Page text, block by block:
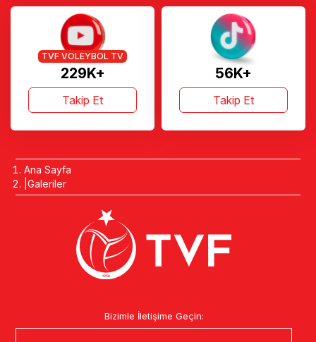
229K+
TVF VOLEYBOL TV
Takip Et
56K+
Takip Et
Ana Sayfa
Galeriler
Bizimle İletişime Geçin: